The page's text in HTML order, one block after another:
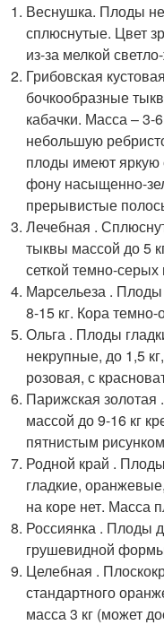
Веснушка. Плоды
сплюснутые. Цвет
из-за мелкой
Грибовская
бочкообразные
кабачки. Масса – 3-
небольшую
плоды имеют яркую
фону насыщенно-
прерывистые
Лечебная .
тыквы массой до 5
сеткой темно-серых
Марсельеза .
8-15 кг. Кора
Ольга . Плоды
некрупные, до 1,5
розовая, с
Парижская
массой до 9-16 кг
пятнистым
Родной край .
гладкие,
на коре нет. Масса
Россиянка . Плоды
грушевидной
Целебная .
стандартного
масса 3 кг (может